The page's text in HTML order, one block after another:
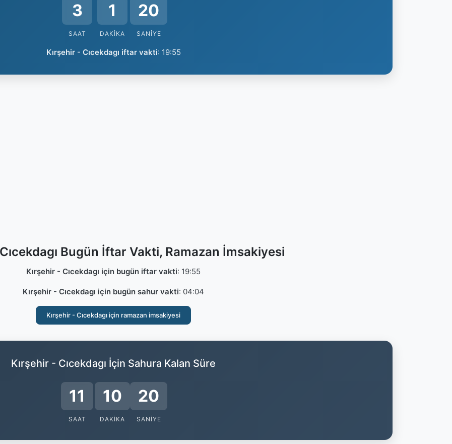
3
SAAT
1
DAKIKA
19
SANIYE
Kırşehir - Cıcekdagı iftar vakti: 19:55
Bugün İftar Vakti, Ramazan İmsakiyesi
Kırşehir - Cıcekdagı için bugün iftar vakti: 19:55
Kırşehir - Cıcekdagı için bugün sahur vakti: 04:04
Kırşehir - Cıcekdagı için ramazan imsakiyesi
Kırşehir - Cıcekdagı İçin Sahura Kalan Süre
11
SAAT
10
DAKIKA
19
SANIYE